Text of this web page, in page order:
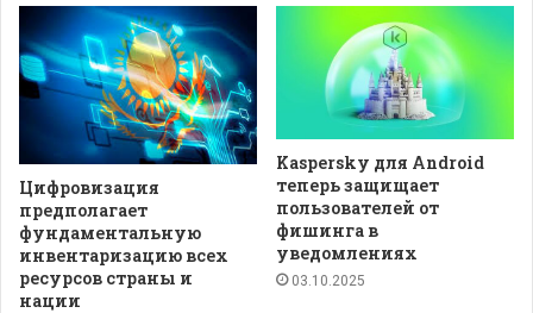
Цифровизация
предполагает
фундаментальную
инвентаризацию всех
ресурсов страны и
нации
Kaspersky для Android
теперь защищает
пользователей от
фишинга в
уведомлениях
03.10.2025